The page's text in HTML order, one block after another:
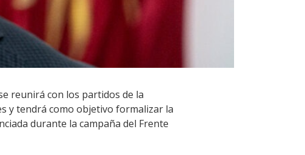
reunirá con los partidos de la
y tendrá como objetivo formalizar la
durante la campaña del Frente